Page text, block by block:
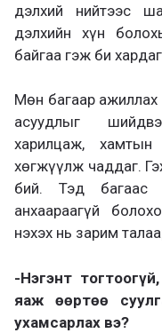
дэлхий нийтээс
дэлхийн хүн
байгаа гэж би
Мөн багаар
асуудлыг
харилцаж,
хөгжүүлж чаддаг.
бий. Тэд багаас
анхаараагүй
нэхэх нь зарим
-Нэгэнт
яаж өөртөө
ухамсарлах вэ?